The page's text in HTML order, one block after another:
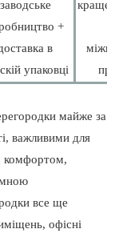
заводське
+
в
упаковці
краще
майже за
важливими для
комфортом,
все ще
офісні